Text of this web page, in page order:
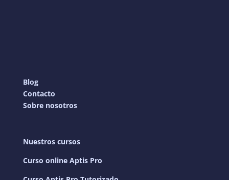
Blog
Contacto
Sobre nosotros
Nuestros cursos
Curso online Aptis Pro